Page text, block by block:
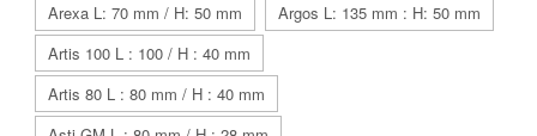
Arexa L: 70 mm / H: 50 mm
Argos L: 135 mm : H: 50 mm
Artis 100 L : 100 / H : 40 mm
Artis 80 L : 80 mm / H : 40 mm